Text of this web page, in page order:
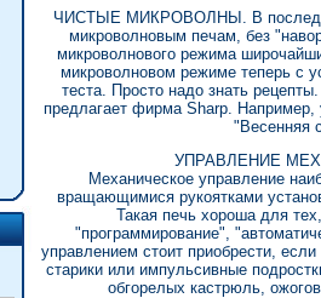
ЧИСТЫЕ МИКРОВОЛНЫ. В
микроволновым печам, без
микроволнового режима
микроволновом режиме теперь с
теста. Просто надо знать
предлагает фирма Sharp. Например,
"Весенняя
УПРАВЛЕНИЕ
Механическое управление
вращающимися рукоятками
Такая печь хороша для
"программирование",
управлением стоит приобрести,
старики или импульсивные
обгорелых кастрюль,